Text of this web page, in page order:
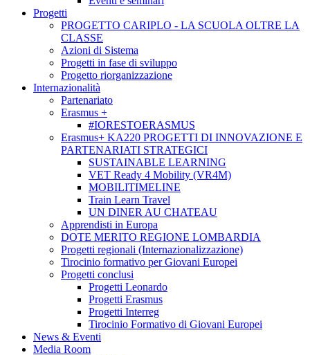
Progetti
PROGETTO CARIPLO - LA SCUOLA OLTRE LA
CLASSE
Azioni di Sistema
Progetti in fase di sviluppo
Progetto riorganizzazione
Internazionalità
Partenariato
Erasmus +
#IORESTOERASMUS
Erasmus+ KA220 PROGETTI DI INNOVAZIONE E
PARTENARIATI STRATEGICI
SUSTAINABLE LEARNING
VET Ready 4 Mobility (VR4M)
MOBILITIMELINE
Train Learn Travel
UN DINER AU CHATEAU
Apprendisti in Europa
DOTE MERITO REGIONE LOMBARDIA
Progetti regionali (Internazionalizzazione)
Tirocinio formativo per Giovani Europei
Progetti conclusi
Progetti Leonardo
Progetti Erasmus
Progetti Interreg
Tirocinio Formativo di Giovani Europei
News & Eventi
Media Room